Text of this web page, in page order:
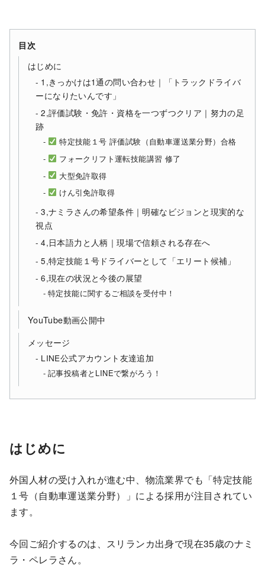
目次
はじめに
1,きっかけは1通の問い合わせ｜「トラックドライバ
ーになりたいんです」
2,評価試験・免許・資格を一つずつクリア｜努力の足
跡
特定技能１号 評価試験（自動車運送業分野）合格
フォークリフト運転技能講習 修了
大型免許取得
けん引免許取得
3,ナミラさんの希望条件｜明確なビジョンと現実的な
視点
4,日本語力と人柄｜現場で信頼される存在へ
5,特定技能１号ドライバーとして「エリート候補」
6,現在の状況と今後の展望
特定技能に関するご相談を受付中！
YouTube動画公開中
メッセージ
LINE公式アカウント友達追加
記事投稿者とLINEで繋がろう！
はじめに
外国人材の受け入れが進む中、物流業界でも「特定技能
１号（自動車運送業分野）」による採用が注目されてい
ます。
今回ご紹介するのは、スリランカ出身で現在35歳のナミ
ラ・ペレラさん。